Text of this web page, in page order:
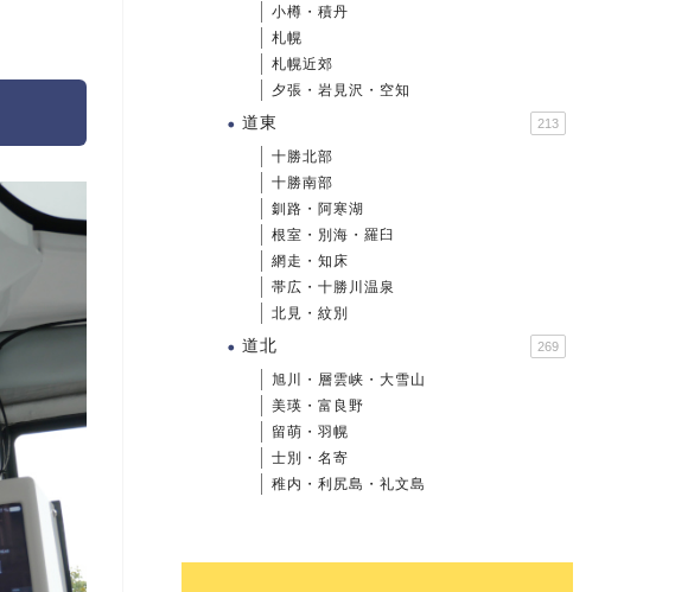
小樽・積丹
札幌
札幌近郊
夕張・岩見沢・空知
道東 213
十勝北部
十勝南部
釧路・阿寒湖
根室・別海・羅臼
網走・知床
帯広・十勝川温泉
北見・紋別
道北 269
旭川・層雲峡・大雪山
美瑛・富良野
留萌・羽幌
士別・名寄
稚内・利尻島・礼文島